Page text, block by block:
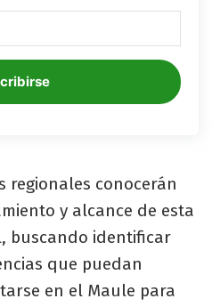
regionales conocerán
y alcance de esta
buscando identificar
que puedan
en el Maule para